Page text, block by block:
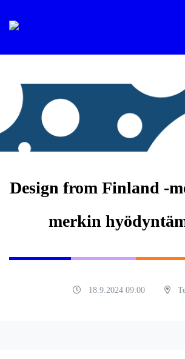
Design from Finland -
merkin
18.9.2024 09:00